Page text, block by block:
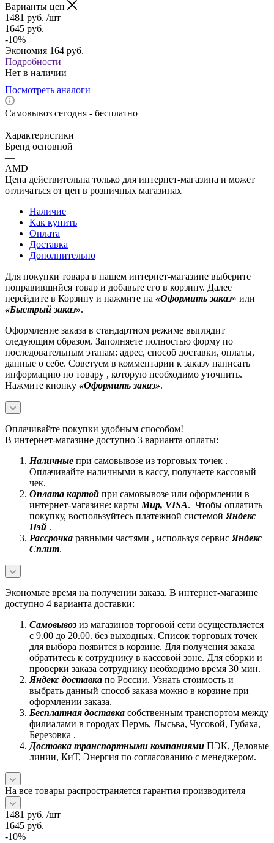
Варианты цен
1481 руб. /шт
1645 руб.
-10%
Экономия 164 руб.
Подробности
Нет в наличии
Посмотреть аналоги
Самовывоз сегодня - бесплатно
Характеристики
Бренд основной
—
AMD
Цена действительна только для интернет-магазина и может
отличаться от цен в розничных магазинах
Наличие
Как купить
Оплата
Доставка
Дополнительно
Для покупки товара в нашем интернет-магазине выберите
понравившийся товар и добавьте его в корзину. Далее
перейдите в Корзину и нажмите на «Оформить заказ» или
«Быстрый заказ».
Оформление заказа в стандартном режиме выглядит
следующим образом. Заполняете полностью форму по
последовательным этапам: адрес, способ доставки, оплаты,
данные о себе. Советуем в комментарии к заказу написать
информацию по товару , которую необходимо уточнить.
Нажмите кнопку «Оформить заказ».
Оплачивайте покупки удобным способом!
В интернет-магазине доступно 3 варианта оплаты:
Наличные при самовывозе из торговых точек .
Оплачивайте наличными в кассу, получаете кассовый
чек.
Оплата картой при самовывозе или оформлении в
интернет-магазине: карты Mир, VISA. Чтобы оплатить
покупку, воспользуйтесь платежной системой Яндекс
Пэй .
Рассрочка равными частями , используя сервис Яндекс
Сплит.
Экономьте время на получении заказа. В интернет-магазине
доступно 4 варианта доставки:
Самовывоз из магазинов торговой сети осуществляется
с 9.00 до 20.00. без выходных. Список торговых точек
для выбора появится в корзине. Для получения заказа
обратитесь к сотруднику в кассовой зоне. Для сборки и
проверки заказа сотруднику необходимо время 30 мин.
Яндекс доставка по России. Узнать стоимость и
выбрать данный способ заказа можно в корзине при
оформлении заказа.
Бесплатная доставка собственным транспортом между
филиалами в городах Пермь, Лысьва, Чусовой, Губаха,
Березовка .
Доставка транспортными компаниями ПЭК, Деловые
линии, КиТ, Энергия по согласованию с менеджером.
На все товары распространяется гарантия производителя
1481 руб. /шт
1645 руб.
-10%